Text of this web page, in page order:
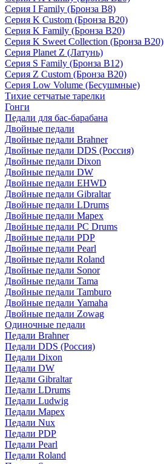
Серия I Family (Бронза B8)
Серия K Custom (Бронза B20)
Серия K Family (Бронза B20)
Серия K Sweet Collection (Бронза B20)
Серия Planet Z (Латунь)
Серия S Family (Бронза B12)
Серия Z Custom (Бронза B20)
Серия Low Volume (Бесушмные)
Тихие сетчатые тарелки
Гонги
Педали для бас-барабана
Двойные педали
Двойные педали Brahner
Двойные педали DDS (Россия)
Двойные педали Dixon
Двойные педали DW
Двойные педали EHWD
Двойные педали Gibraltar
Двойные педали LDrums
Двойные педали Mapex
Двойные педали PC Drums
Двойные педали PDP
Двойные педали Pearl
Двойные педали Roland
Двойные педали Sonor
Двойные педали Tama
Двойные педали Tamburo
Двойные педали Yamaha
Двойные педали Zowag
Одиночные педали
Педали Brahner
Педали DDS (Россия)
Педали Dixon
Педали DW
Педали Gibraltar
Педали LDrums
Педали Ludwig
Педали Mapex
Педали Nux
Педали PDP
Педали Pearl
Педали Roland